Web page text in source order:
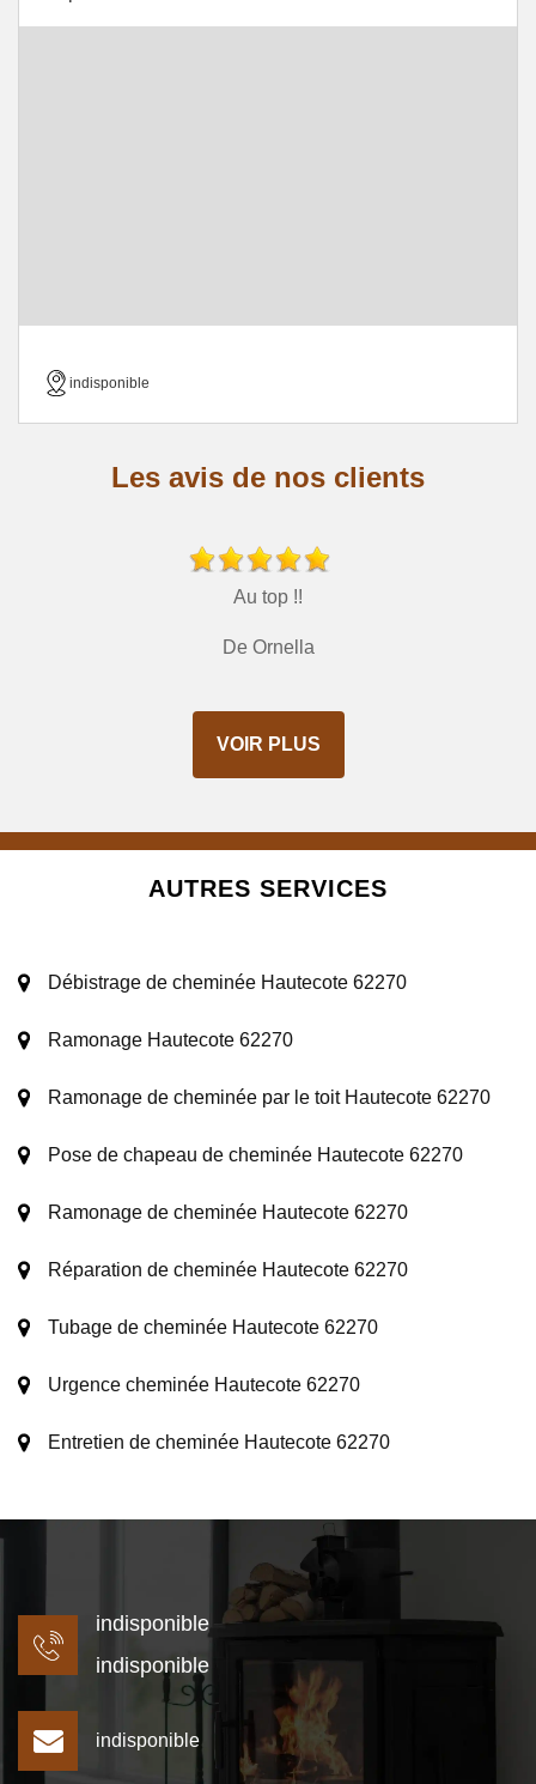
indisponible
Les avis de nos clients
Au top !!
De Ornella
VOIR PLUS
AUTRES SERVICES
Débistrage de cheminée Hautecote 62270
Ramonage Hautecote 62270
Ramonage de cheminée par le toit Hautecote 62270
Pose de chapeau de cheminée Hautecote 62270
Ramonage de cheminée Hautecote 62270
Réparation de cheminée Hautecote 62270
Tubage de cheminée Hautecote 62270
Urgence cheminée Hautecote 62270
Entretien de cheminée Hautecote 62270
indisponible
indisponible
indisponible